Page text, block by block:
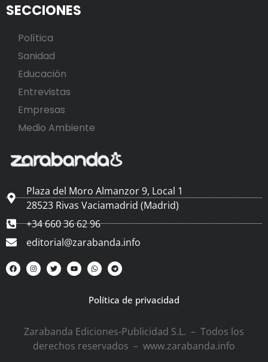
SECCIONES
Política
Sanidad
Educación
Entrevistas
Empresas
Medio Ambiente
Plaza del Moro Almanzor 9, Local 1
28523 Rivas Vaciamadrid (Madrid)
+34 660 36 62 96
editorial@zarabanda.info
Política de privacidad
Zarabanda Ediciones-Publicidad S.L. – Todos los
derechos reservados – www.zarabanda.info